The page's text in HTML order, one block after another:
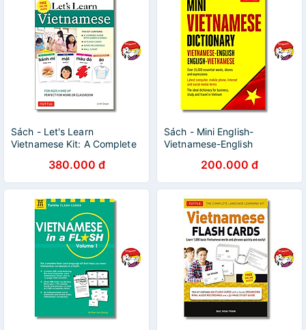
Sách - Let's Learn
Vietnamese Kit: A Complete
Kids | Học Tiếng Việt
380.000 đ
Sách - Mini English-
Vietnamese-English
/ Việt Anh / Khổ nhỏ bỏ túi
200.000 đ